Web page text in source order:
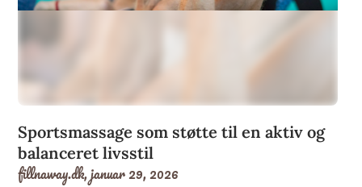
Sportsmassage som støtte til en aktiv og
balanceret livsstil
fillnaway.dk,januar 29, 2026